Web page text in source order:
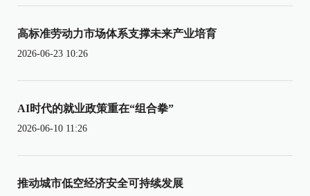
高标准劳动力市场体系支撑未来产业培育
2026-06-23 10:26
AI时代的就业政策重在“组合拳”
2026-06-10 11:26
推动城市低空经济安全可持续发展